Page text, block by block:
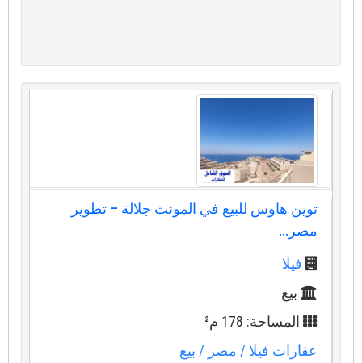
توين هاوس للبيع في المونت جلالة – تطوير
مصر...
فيلا
بيع
المساحة: 178 م²
عقارات فيلا/ مصر / بيع